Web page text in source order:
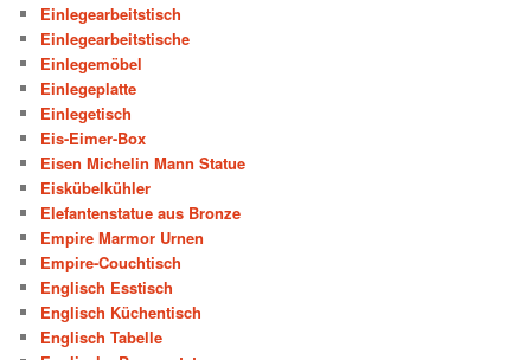
Einlegearbeitstisch
Einlegearbeitstische
Einlegemöbel
Einlegeplatte
Einlegetisch
Eis-Eimer-Box
Eisen Michelin Mann Statue
Eiskübelkühler
Elefantenstatue aus Bronze
Empire Marmor Urnen
Empire-Couchtisch
Englisch Esstisch
Englisch Küchentisch
Englisch Tabelle